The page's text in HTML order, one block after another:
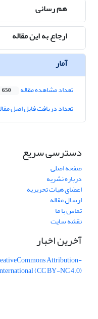
هم رسانی
ارجاع به این مقاله
آمار
تعداد مشاهده مقاله 650
تعداد دریافت فایل اصل
دسترسی سریع
صفحه اصلی
درباره نشریه
اعضای هیات تحریریه
ارسال مقاله
تماس با ما
نقشه سایت
آخرین اخبار
Attribution-
(CC BY-NC 4.0)